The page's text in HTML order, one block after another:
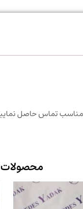
مناسب تماس حاصل